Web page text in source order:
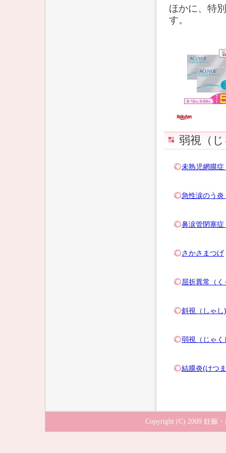
ほかに、特
す。
弱視（
未熟児網膜
急性涙のう
鼻涙管閉塞
さかさまつげ
屈折異常（
斜視（しゃし)
弱視（じゃく
結膜炎(けつ
Copyright (C) 2009 妊娠